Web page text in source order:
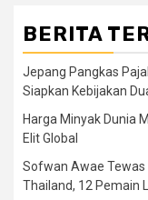
BERITA
Jepang Pangkas
Siapkan Kebijakan
Harga Minyak Dunia
Elit Global
Sofwan Awae
Thailand, 12 Pemain